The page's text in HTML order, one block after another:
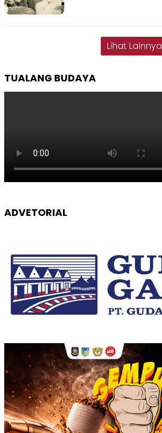
Lihat Lainnya
TUALANG BUDAYA
ADVETORIAL